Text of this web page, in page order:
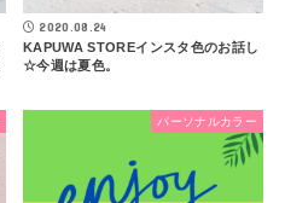
2020.08.24
KAPUWA STOREインスタ色のお話し
☆今週は夏色。
パーソナルカラー